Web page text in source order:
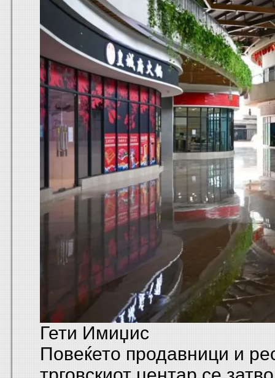
Гети Имиџис
Повеќето продавници и